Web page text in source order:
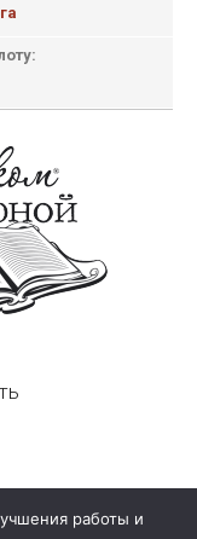
д. 4а, стр. 1
работы и